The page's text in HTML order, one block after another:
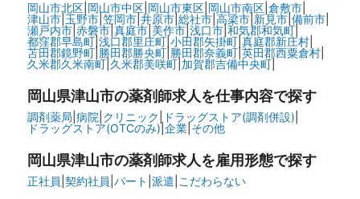
岡山市北区| 岡山市中区| 岡山市東区| 岡山市南区| 倉敷市|
津山市| 玉野市| 笠岡市| 井原市| 総社市| 高梁市| 新見市| 備前市|
瀬戸内市| 赤磐市| 真庭市| 美作市| 浅口市| 和気郡和気町|
都窪郡早島町| 浅口郡里庄町| 小田郡矢掛町| 真庭郡新庄村|
苫田郡鏡野町|勝田郡勝央町|勝田郡奈義町|英田郡西粟倉村|
久米郡久米南町| 久米郡美咲町| 加賀郡吉備中央町|
岡山県津山市の薬剤師求人を仕事内容で探す
調剤薬局 病院 クリニック ドラッグストア(調剤併設)
ドラッグストア(OTCのみ)| 企業| その他
岡山県津山市の薬剤師求人を雇用形態で探す
正社員 契約社員 パート 派遣 こだわらない